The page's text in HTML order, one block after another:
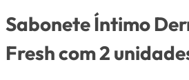
Sabonete Íntimo
Fresh com 2